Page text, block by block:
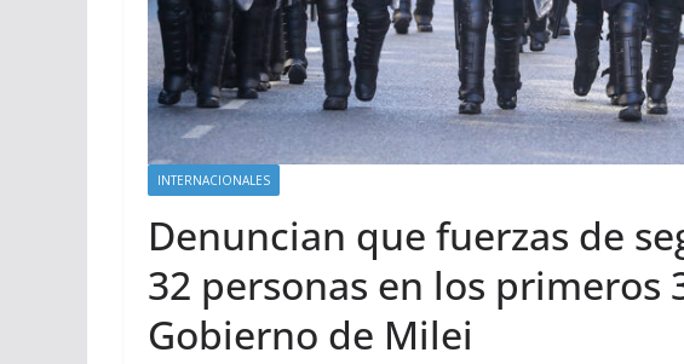
INTERNACIONALES
Denuncian que fuerzas de
32 personas en los primeros
Gobierno de Milei